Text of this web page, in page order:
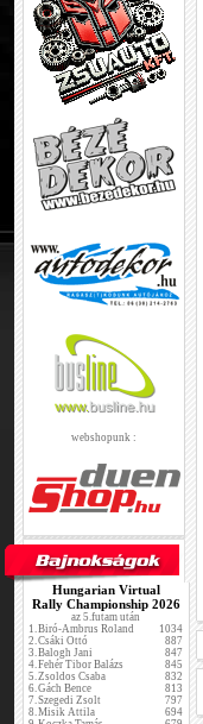
webshopunk :
Hungarian Virtual
Rally Championship 2026
az 5.futam után
1.Biró-Ambrus Roland
1034
2.Csáki Ottó
887
3.Balogh Jani
847
4.Fehér Tibor Balázs
845
5.Zsoldos Csaba
832
6.Gách Bence
813
7.Szegedi Zsolt
797
8.Misik Attila
694